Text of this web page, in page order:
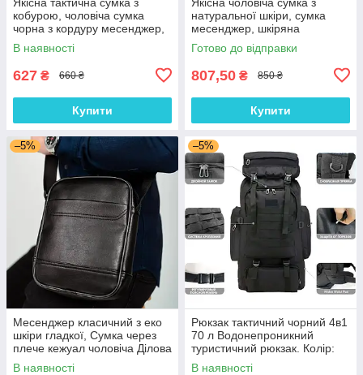
кобурою, чоловіча сумка
чорна з кордуру месенджер,
тактичний месенджер
В наявності
627 ₴ 660 ₴
Купити
натуральної шкіри, сумка
месенджер, шкіряна
барсетка, сумка через плече
Готово до відправки
807,50 ₴ 850 ₴
Купити
–5%
Месенджер класичний з еко
шкіри гладкої, Сумка через
плече кежуал чоловіча Ділова
сумка месенджер
В наявності
–5%
Рюкзак тактичний чорний 4в1
70 л Водонепроникний
туристичний рюкзак. Колір:
чорний
В наявності